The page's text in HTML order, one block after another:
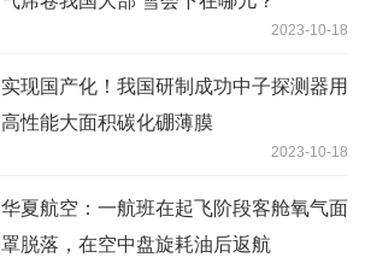
2023-10-18
实现国产化！我国研制成功中子探测器用
高性能大面积碳化硼薄膜
2023-10-18
华夏航空：一航班在起飞阶段客舱氧气面
罩脱落，在空中盘旋耗油后返航